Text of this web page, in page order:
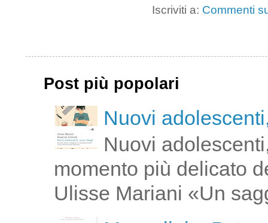
Iscriviti a: Commenti
Post più popolari
Nuovi
Nuovi
momento più delicato
Ulisse Mariani «Un